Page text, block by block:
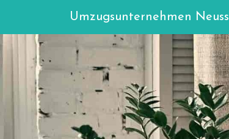
Umzugsunternehmen Neuss